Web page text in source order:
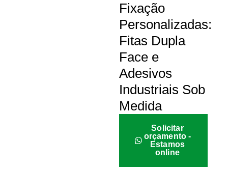
Fixação
Personalizadas:
Fitas Dupla
Face e
Adesivos
Industriais Sob
Medida
Solicitar
orçamento -
Estamos
online